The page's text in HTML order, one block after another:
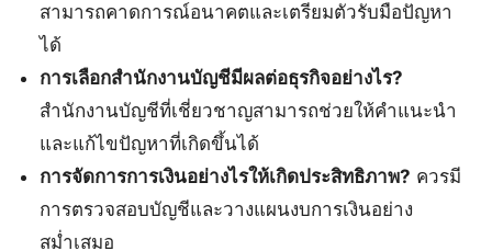
สามารถคาดการณ์อนาคตและเตรียมตัวรับมือปัญหา
ได้
การเลือกสำนักงานบัญชีมีผลต่อธุรกิจอย่างไร?
สำนักงานบัญชีที่เชี่ยวชาญสามารถช่วยให้คำแนะนำ
และแก้ไขปัญหาที่เกิดขึ้นได้
การจัดการการเงินอย่างไรให้เกิดประสิทธิภาพ? ควรมี
การตรวจสอบบัญชีและวางแผนงบการเงินอย่าง
สม่ำเสมอ